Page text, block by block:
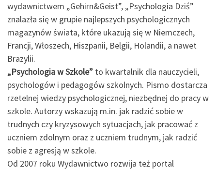
wydawnictwem „Gehirn&Geist”, „Psychologia Dziś”
znalazła się w grupie najlepszych psychologicznych
magazynów świata, które ukazują się w Niemczech,
Francji, Włoszech, Hiszpanii, Belgii, Holandii, a nawet
Brazylii.
„Psychologia w Szkole” to kwartalnik dla nauczycieli,
psychologów i pedagogów szkolnych. Pismo dostarcza
rzetelnej wiedzy psychologicznej, niezbędnej do pracy w
szkole. Autorzy wskazują m.in. jak radzić sobie w
trudnych czy kryzysowych sytuacjach, jak pracować z
uczniem zdolnym oraz z uczniem trudnym, jak radzić
sobie z agresją w szkole.
Od 2007 roku Wydawnictwo rozwija też portal